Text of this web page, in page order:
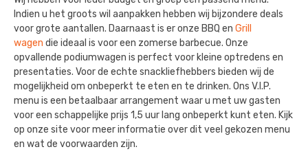
Indien u het groots wil aanpakken hebben wij bijzondere deals
voor grote aantallen. Daarnaast is er onze BBQ en Grill
wagen die ideaal is voor een zomerse barbecue. Onze
opvallende podiumwagen is perfect voor kleine optredens en
presentaties. Voor de echte snackliefhebbers bieden wij de
mogelijkheid om onbeperkt te eten en te drinken. Ons V.I.P.
menu is een betaalbaar arrangement waar u met uw gasten
voor een schappelijke prijs 1,5 uur lang onbeperkt kunt eten. Kijk
op onze site voor meer informatie over dit veel gekozen menu
en wat de voorwaarden zijn.